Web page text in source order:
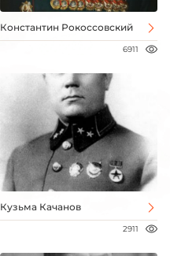
Константин Рокоссовский
6911
Кузьма Качанов
2911